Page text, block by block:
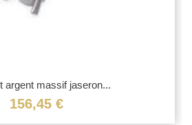
argent massif jaseron...
156,45 €